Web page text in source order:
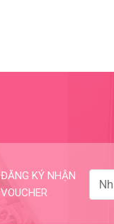
ĐĂNG KÝ NHẬN
VOUCHER